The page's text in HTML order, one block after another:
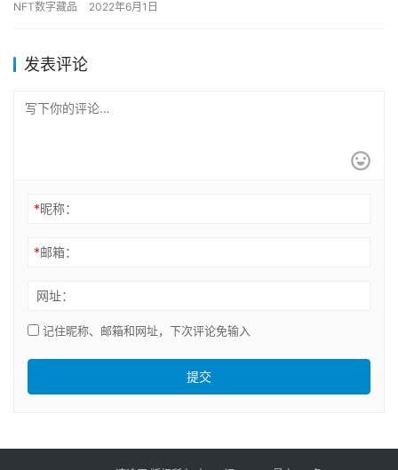
NFT数字藏品 2022年6月1日
发表评论
*昵称：
*邮箱：
网址：
记住昵称、邮箱和网址，下次评论免输入
提交